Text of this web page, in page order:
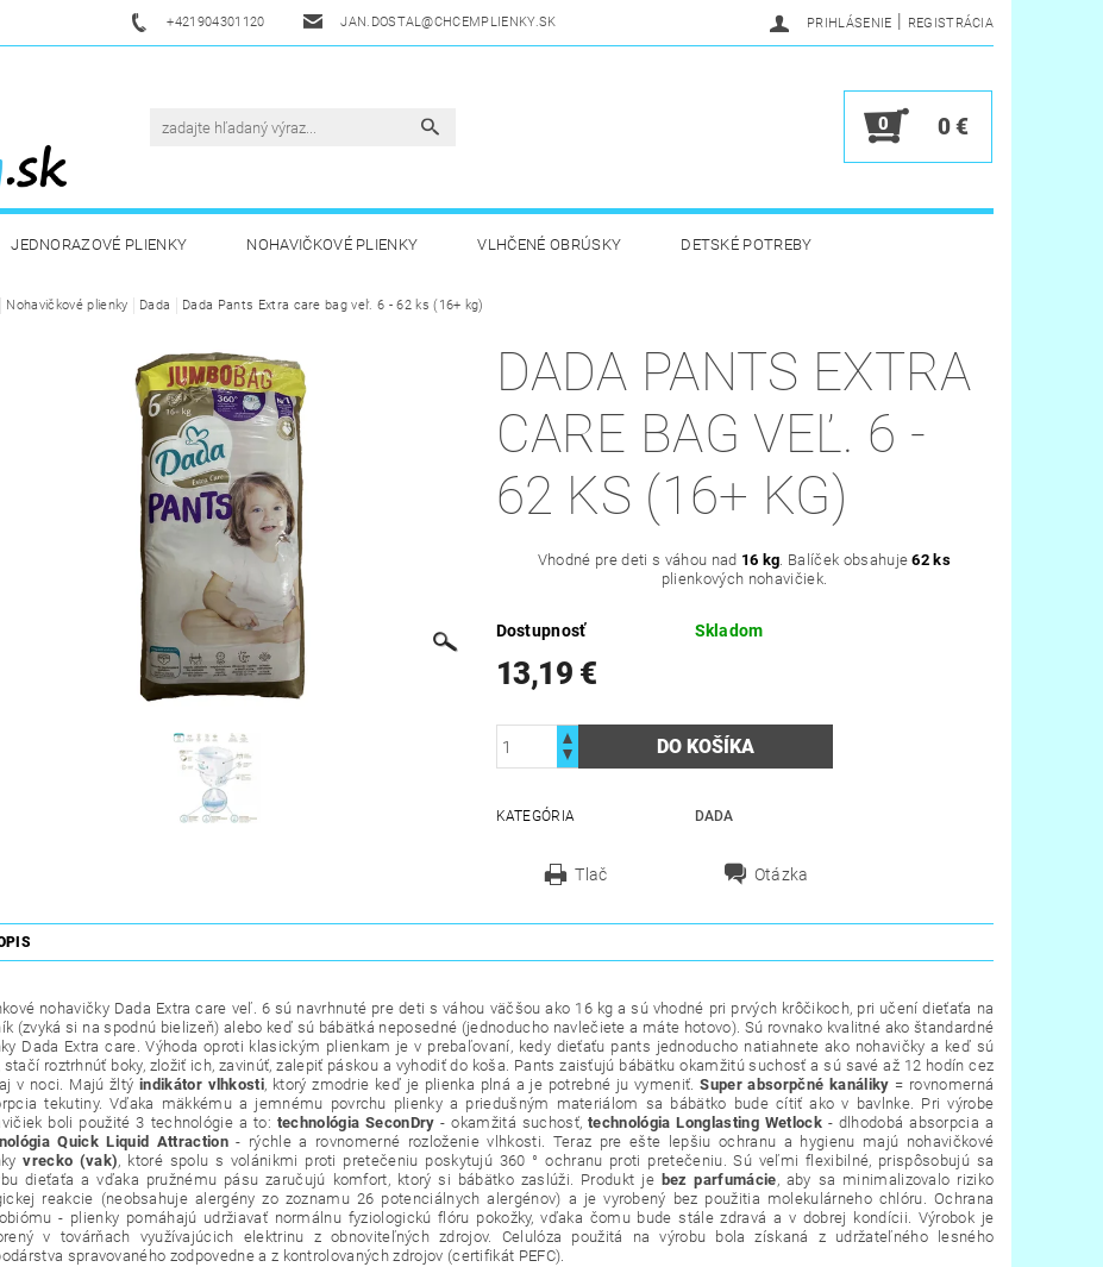
+421904301120 JAN.DOSTAL@CHCEMPLIENKY.SK PRIHLÁSENIE | REGISTRÁCIA
0 0 €
JEDNORAZOVÉ PLIENKY NOHAVIČKOVÉ PLIENKY VLHČENÉ OBRÚSKY DETSKÉ POTREBY
DETSKÁ VÝŽIVA ZDRAVÁ A ŠPORTOVÁ VÝŽIVA DROGÉRIA A HYGIENA
AKUKU OBCHODNÉ PODMIENKY KONTAKTY VERNOSTNÝ PROGRAM
Nohavičkové plienky Dada Dada Pants Extra care bag veľ. 6 - 62 ks (16+ kg)
DADA PANTS EXTRA
CARE BAG VEĽ. 6 -
62 KS (16+ KG)
Vhodné pre deti s váhou nad 16 kg. Balíček obsahuje62 ks
plienkových nohavičiek.
Dostupnosť Skladom
13,19 €
KATEGÓRIA DADA
Tlač Otázka
nohavičky Dada Extra care veľ. 6 sú navrhnuté pre deti s váhou väčšou ako 16 kg a sú vhodné pri prvých krôčikoch, pri učení dieťaťa na
(zvyká si na spodnú bielizeň) alebo keď sú bábätká neposedné (jednoducho navlečiete a máte hotovo). Sú rovnako kvalitné ako štandardné
Dada Extra care. Výhoda oproti klasickým plienkam je v prebaľovaní, kedy dieťaťu pants jednoducho natiahnete ako nohavičky a keď sú
stačí roztrhnúť boky, zložiť ich, zavinúť, zalepiť páskou a vyhodiť do koša. Pants zaisťujú bábätku okamžitú suchosť a sú savé až 12 hodín cez
v noci. Majú žltýindikátor vlhkosti, ktorý zmodrie keď je plienka plná a je potrebné ju vymeniť.Super absorpčné kanáliky = rovnomerná
tekutiny. Vďaka mäkkému a jemnému povrchu plienky a priedušným materiálom sa bábätko bude cítiť ako v bavlnke. Pri výrobe
boli použité 3 technológie a to: technológia SeconDry - okamžitá suchosť,technológia Longlasting Wetlock- dlhodobá absorpcia a
Quick Liquid Attraction- rýchle a rovnomerné rozloženie vlhkosti. Teraz pre ešte lepšiu ochranu a hygienu majú nohavičkové
vrecko (vak), ktoré spolu s volánikmi proti pretečeniu poskytujú 360 ° ochranu proti pretečeniu.Sú veľmi flexibilné, prispôsobujú sa
dieťaťa a vďaka pružnému pásu zaručujú komfort, ktorý si bábätko zaslúži. Produkt je bez parfumácie, aby sa minimalizovalo riziko
reakcie (neobsahuje alergény zo zoznamu 26 potenciálnych alergénov) a je vyrobený bez použitia molekulárneho chlóru. Ochrana
- plienky pomáhajú udržiavať normálnu fyziologickú flóru pokožky, vďaka čomu bude stále zdravá a v dobrej kondícii. Výrobok je
v továrňach využívajúcich elektrinu z obnoviteľných zdrojov. Celulóza použitá na výrobu bola získaná z udržateľného lesného
spravovaného zodpovedne a z kontrolovaných zdrojov (certifikát PEFC).